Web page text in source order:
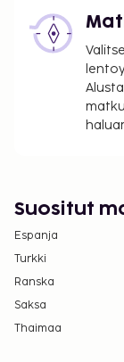
yöpyminen
Kaupungin
per yö.
vanhoilta
Tässä on
ilmoittamat
Yllä oleva
takuumaksut
saattavat
eivät voi
Suositut
Espanja
Turkki
Ranska
Saksa
Thaimaa